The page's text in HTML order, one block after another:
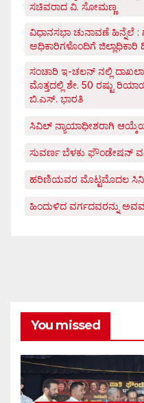
ಸಚಿವರಾದ ವಿ. ಸೋಮಣ್ಣ
ವಿಧಾನಸಭಾ ಚುನಾವಣೆ ಹಿನ್ನೆಲೆ :
ಅಧಿಕಾರಿಗಳೊಂದಿಗೆ
ಸಂಚಾರಿ ಇ-ಚಲನ್ ನಲ್ಲಿ
ಮೊತ್ತದಲ್ಲಿ ಶೇ. 50 ರಷ್ಟು
ಬಿ.ಎಸ್. ಭಾರತಿ
ಸಿವಿಲ್ ನ್ಯಾಯಾಧೀಶರಾಗಿ
ಸುವರ್ಣ ಬೆಳಕು ಫೌಂಡೇಷನ್
ಹರಿಣಿಯವರ ಮೊಟ್ಟಮೊದಲ
ಹಿಂದುಳಿದ ವರ್ಗದವರನ್ನು
You missed